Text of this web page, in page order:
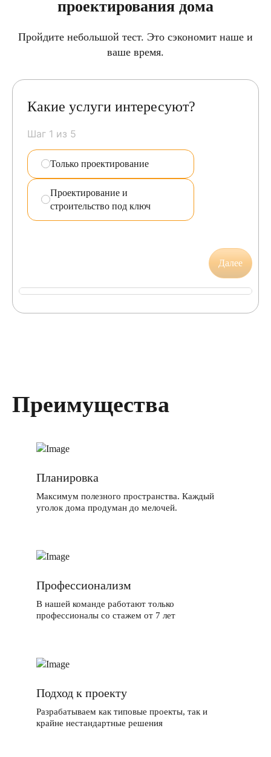
проектирования дома
Пройдите небольшой тест. Это сэкономит наше и
ваше время.
Какие услуги интересуют?
Шаг 1 из 5
Только проектирование
Проектирование и
строительство под ключ
Далее
Преимущества
Планировка
Максимум полезного пространства. Каждый
уголок дома продуман до мелочей.
Профессионализм
В нашей команде работают только
профессионалы со стажем от 7 лет
Подход к проекту
Разрабатываем как типовые проекты, так и
крайне нестандартные решения